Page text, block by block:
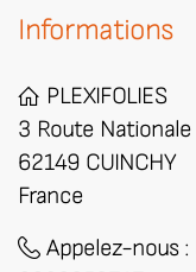
Informations
PLEXIFOLIES
3 Route Nationale
62149 CUINCHY
France
Appelez-nous :